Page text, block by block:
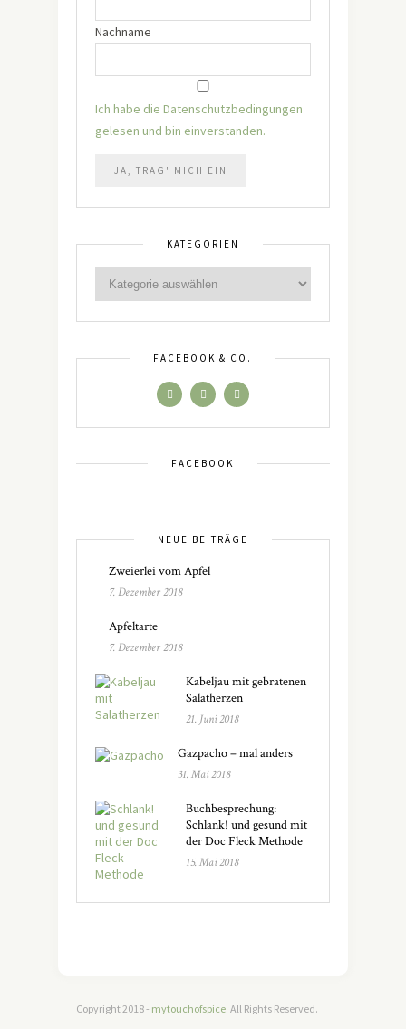
Nachname
Ich habe die Datenschutzbedingungen
gelesen und bin einverstanden.
KATEGORIEN
FACEBOOK & CO.
FACEBOOK
NEUE BEITRÄGE
Zweierlei vom Apfel
7. Dezember 2018
Apfeltarte
7. Dezember 2018
Kabeljau mit gebratenen
Salatherzen
21. Juni 2018
Gazpacho – mal anders
31. Mai 2018
Buchbesprechung:
Schlank! und gesund mit
der Doc Fleck Methode
15. Mai 2018
Copyright 2018 - mytouchofspice. All Rights Reserved.